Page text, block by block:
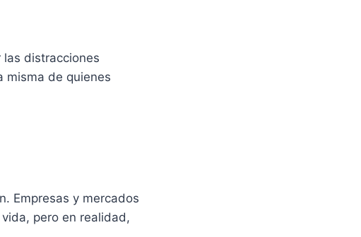
distracciones
misma de quienes
Empresas y mercados
pero en realidad,